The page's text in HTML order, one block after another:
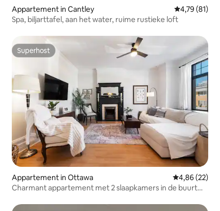
Appartement in Cantley Gemiddelde
4,79 (81)
Spa, biljarttafel, aan het water, ruime rustieke loft
Superhost
Superhost
Appartement in Ottawa Gemiddelde
4,86 (22)
Charmant appartement met 2 slaapkamers in de buurt